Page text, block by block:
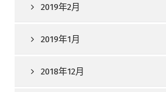
2019年2月
2019年1月
2018年12月